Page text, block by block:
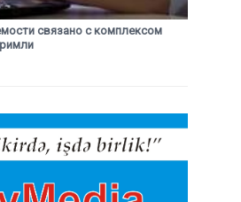
связано с комплексом